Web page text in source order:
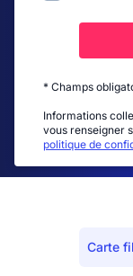
* Champs
Informations
vous renseigner
politique de
Carte